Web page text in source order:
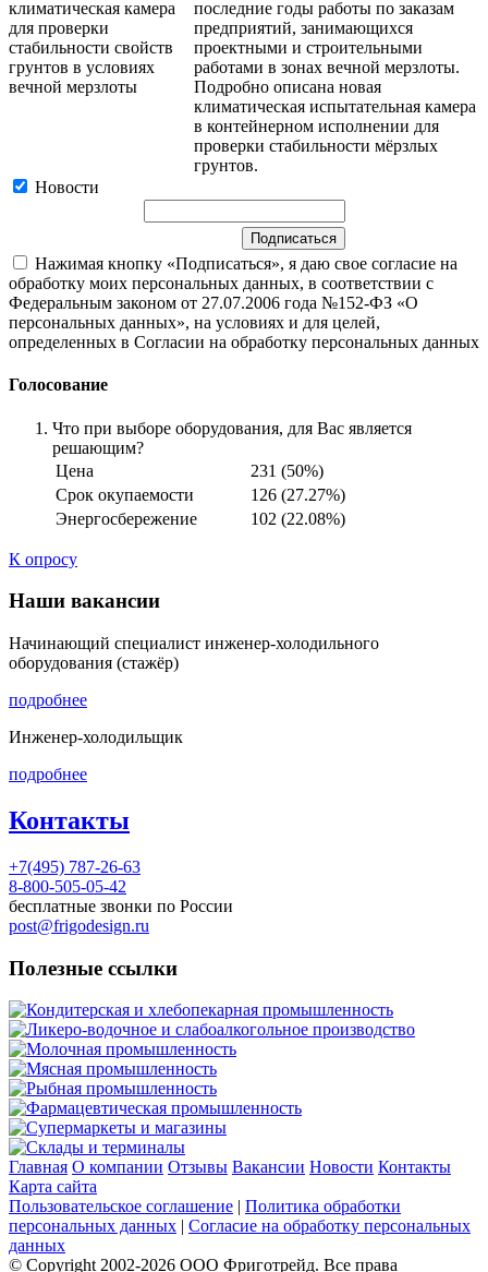
последние годы работы по заказам
предприятий, занимающихся
проектными и строительными
работами в зонах вечной мерзлоты.
Подробно описана новая
климатическая испытательная камера
в контейнерном исполнении для
проверки стабильности мёрзлых
грунтов.
Новости
Нажимая кнопку «Подписаться», я даю свое согласие на
обработку моих персональных данных, в соответствии с
Федеральным законом от 27.07.2006 года №152-ФЗ «О
персональных данных», на условиях и для целей,
определенных в Согласии на обработку персональных данных
Голосование
Что при выборе оборудования, для Вас является
решающим?
Цена
231 (50%)
Срок окупаемости
126 (27.27%)
Энергосбережение
102 (22.08%)
К опросу
Наши вакансии
Начинающий специалист инженер-холодильного
оборудования (стажёр)
подробнее
Инженер-холодильщик
подробнее
Контакты
+7(495) 787-26-63
8-800-505-05-42
бесплатные звонки по России
post@frigodesign.ru
Полезные ссылки
Кондитерская и хлебопекарная промышленность
Ликеро-водочное и слабоалкогольное производство
Молочная промышленность
Мясная промышленность
Рыбная промышленность
Фармацевтическая промышленность
Супермаркеты и магазины
Склады и терминалы
Главная О компании Отзывы Вакансии Новости Контакты
Карта сайта
Пользовательское соглашение | Политика обработки
персональных данных | Согласие на обработку персональных
данных
© Copyright 2002-2026 ООО Фриготрейд. Все права